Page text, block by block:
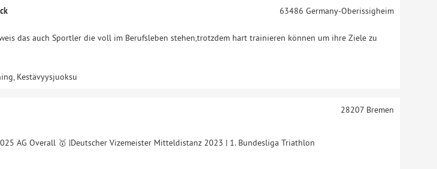
das auch Sportler die voll im Berufsleben stehen,trotzdem hart trainieren können um ihre Ziele zu
63486 Germany-Oberissigheim
Kestävyysjuoksu
AG Overall 🥇 |Deutscher Vizemeister Mitteldistanz 2023 | 1. Bundesliga Triathlon
28207Bremen